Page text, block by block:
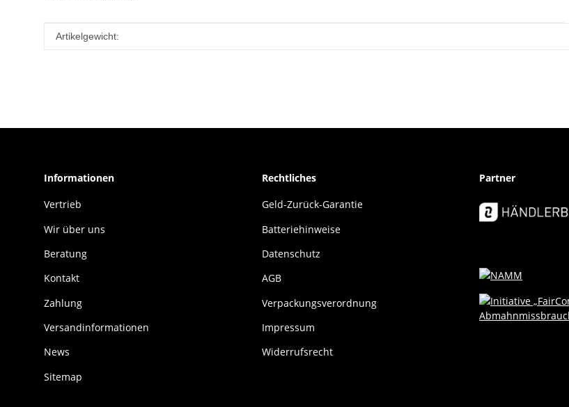
Produkteigenschaft
Wert
Artikelgewicht:
Informationen
Vertrieb
Wir über uns
Beratung
Kontakt
Zahlung
Versandinformationen
News
Sitemap
Rechtliches
Geld-Zurück-Garantie
Batteriehinweise
Datenschutz
AGB
Verpackungsverordnung
Impressum
Widerrufsrecht
Partner